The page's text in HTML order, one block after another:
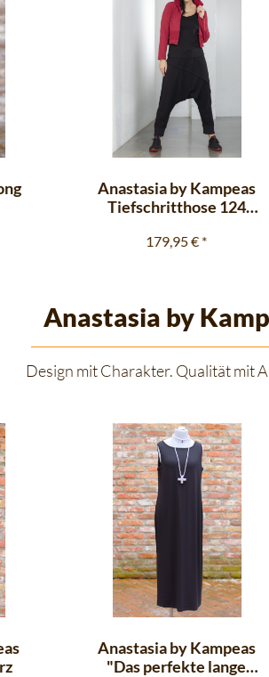
Anastasia by Kampeas
Tiefschritthose 124
179,95 € *
Anastasia by
Design mit Charakter. Qualität mit
Anastasia by Kampeas
"Das perfekte lange